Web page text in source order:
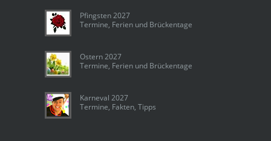
Pfingsten 2027
Termine, Ferien und Brückentage
Ostern 2027
Termine, Ferien und Brückentage
Karneval 2027
Termine, Fakten, Tipps